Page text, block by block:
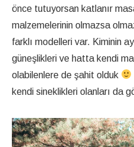
önce tutuyorsan katlanır
malzemelerinin olmazsa
farklı modelleri var. Kiminin
güneşlikleri ve hatta kendi
olabilenlere de şahit olduk
kendi sineklikleri olanları da